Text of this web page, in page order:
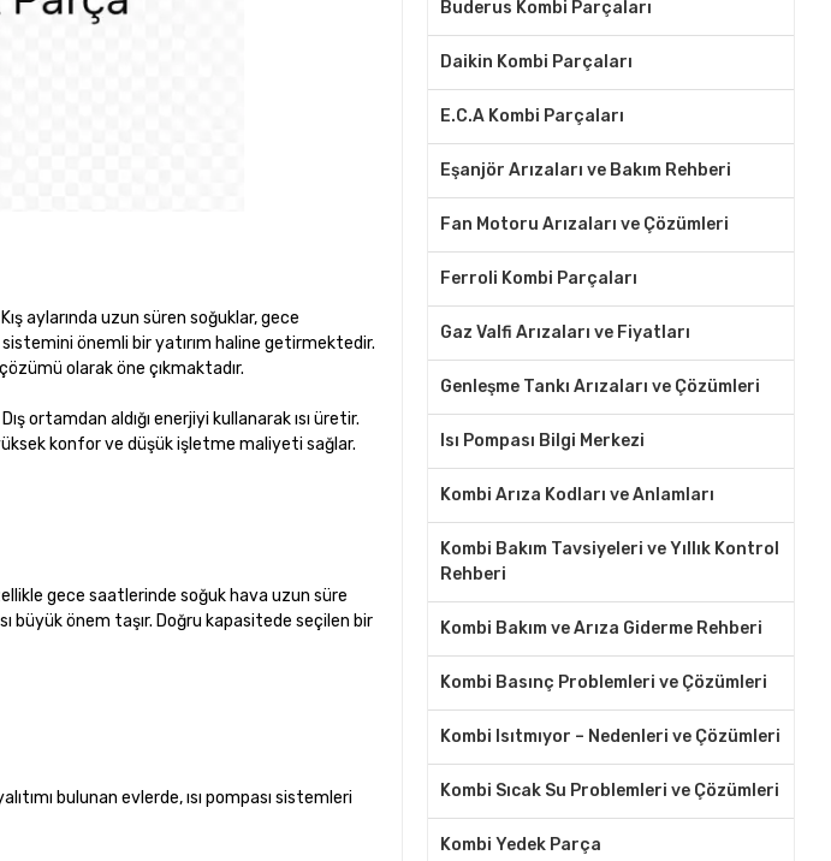
aylarında uzun süren soğuklar, gece
sistemini önemli bir yatırım haline getirmektedir.
olarak öne çıkmaktadır.
ortamdan aldığı enerjiyi kullanarak ısı üretir.
konfor ve düşük işletme maliyeti sağlar.
gece saatlerinde soğuk hava uzun süre
büyük önem taşır. Doğru kapasitede seçilen bir
bulunan evlerde, ısı pompası sistemleri
Buderus Kombi Parçaları
Daikin Kombi Parçaları
E.C.A Kombi Parçaları
Eşanjör Arızaları ve Bakım Rehberi
Fan Motoru Arızaları ve Çözümleri
Ferroli Kombi Parçaları
Gaz Valfi Arızaları ve Fiyatları
Genleşme Tankı Arızaları ve Çözümleri
Isı Pompası Bilgi Merkezi
Kombi Arıza Kodları ve Anlamları
Kombi Bakım Tavsiyeleri ve Yıllık Kontrol
Rehberi
Kombi Bakım ve Arıza Giderme Rehberi
Kombi Basınç Problemleri ve Çözümleri
Kombi Isıtmıyor – Nedenleri ve Çözümleri
Kombi Sıcak Su Problemleri ve Çözümleri
Kombi Yedek Parça